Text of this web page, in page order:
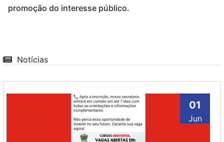
promoção do interesse público.
Notícias
01
Jun